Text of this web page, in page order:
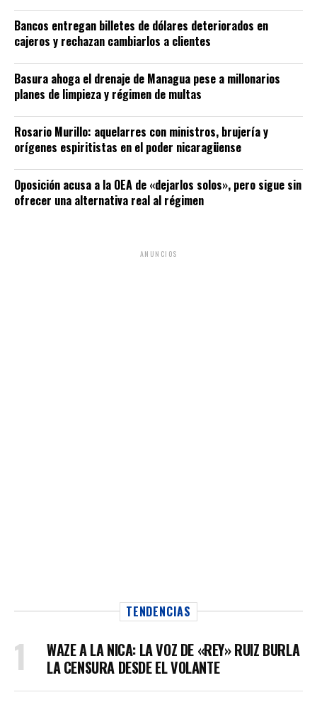
Bancos entregan billetes de dólares deteriorados en
cajeros y rechazan cambiarlos a clientes
Basura ahoga el drenaje de Managua pese a millonarios
planes de limpieza y régimen de multas
Rosario Murillo: aquelarres con ministros, brujería y
orígenes espiritistas en el poder nicaragüense
Oposición acusa a la OEA de «dejarlos solos», pero sigue sin
ofrecer una alternativa real al régimen
ANUNCIOS
TENDENCIAS
WAZE A LA NICA: LA VOZ DE «REY» RUIZ BURLA
LA CENSURA DESDE EL VOLANTE